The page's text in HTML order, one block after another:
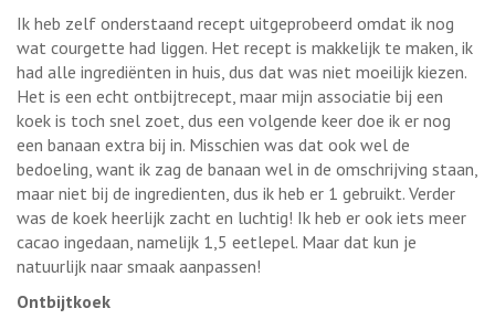
Ik heb zelf onderstaand recept uitgeprobeerd omdat ik nog
wat courgette had liggen. Het recept is makkelijk te maken, ik
had alle ingrediënten in huis, dus dat was niet moeilijk kiezen.
Het is een echt ontbijtrecept, maar mijn associatie bij een
koek is toch snel zoet, dus een volgende keer doe ik er nog
een banaan extra bij in. Misschien was dat ook wel de
bedoeling, want ik zag de banaan wel in de omschrijving staan,
maar niet bij de ingredienten, dus ik heb er 1 gebruikt. Verder
was de koek heerlijk zacht en luchtig! Ik heb er ook iets meer
cacao ingedaan, namelijk 1,5 eetlepel. Maar dat kun je
natuurlijk naar smaak aanpassen!
Ontbijtkoek